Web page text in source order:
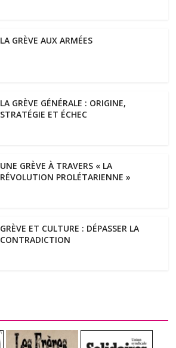
LA GRÈVE AUX ARMÉES
LA GRÈVE GÉNÉRALE : ORIGINE,
STRATÉGIE ET ÉCHEC
UNE GRÈVE À TRAVERS « LA
RÉVOLUTION PROLÉTARIENNE »
GRÈVE ET CULTURE : DÉPASSER LA
CONTRADICTION